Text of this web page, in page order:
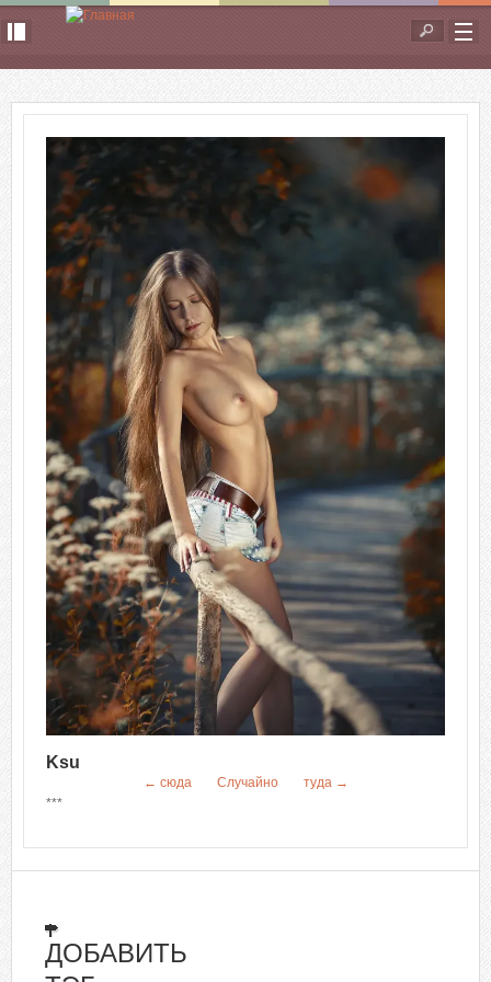
Перейти к основному содержанию
Форма
поиска
Ksu
← сюда Случайно
туда →
***
ДОБАВИТЬ